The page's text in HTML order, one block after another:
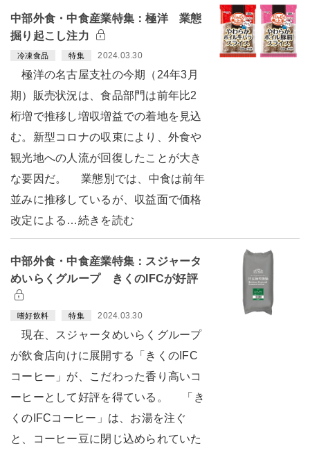
中部外食・中食産業特集：極洋 業態
掘り起こし注力
冷凍食品 特集 2024.03.30
極洋の名古屋支社の今期（24年3月
期）販売状況は、食品部門は前年比2
桁増で推移し増収増益での着地を見込
む。新型コロナの収束により、外食や
観光地への人流が回復したことが大き
な要因だ。 業態別では、中食は前年
並みに推移しているが、収益面で価格
改定による…続きを読む
中部外食・中食産業特集：スジャータ
めいらくグループ きくのIFCが好評
嗜好飲料 特集 2024.03.30
現在、スジャータめいらくグループ
が飲食店向けに展開する「きくのIFC
コーヒー」が、こだわった香り高いコ
ーヒーとして好評を得ている。 「き
くのIFCコーヒー」は、お湯を注ぐ
と、コーヒー豆に閉じ込められていた